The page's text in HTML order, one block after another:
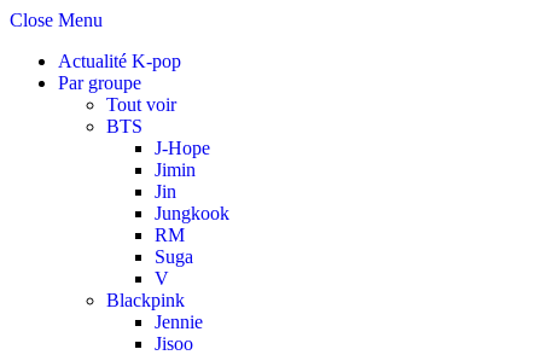
Close Menu
Actualité K-pop
Par groupe
Tout voir
BTS
J-Hope
Jimin
Jin
Jungkook
RM
Suga
V
Blackpink
Jennie
Jisoo